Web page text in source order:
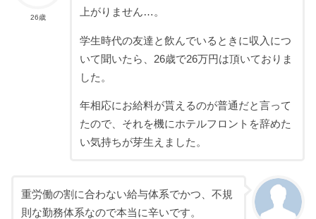
26歳
上がりません…。
学生時代の友達と飲んでいるときに収入につ
いて聞いたら、26歳で26万円は頂いておりま
した。
年相応にお給料が貰えるのが普通だと言って
たので、それを機にホテルフロントを辞めた
い気持ちが芽生えました。
重労働の割に合わない給与体系でかつ、不規
則な勤務体系なので本当に辛いです。